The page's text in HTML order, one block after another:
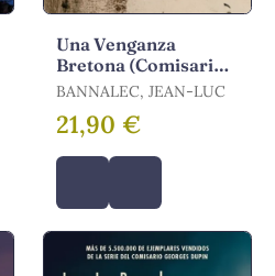
Una Venganza
Bretona (Comisario
Dupin)
BANNALEC, JEAN-LUC
21,90 €